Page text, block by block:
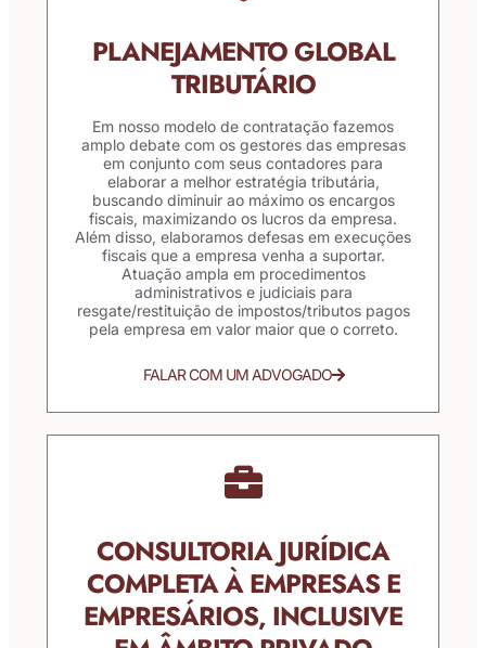
PLANEJAMENTO GLOBAL
TRIBUTÁRIO
Em nosso modelo de contratação fazemos
amplo debate com os gestores das empresas
em conjunto com seus contadores para
elaborar a melhor estratégia tributária,
buscando diminuir ao máximo os encargos
fiscais, maximizando os lucros da empresa.
Além disso, elaboramos defesas em execuções
fiscais que a empresa venha a suportar.
Atuação ampla em procedimentos
administrativos e judiciais para
resgate/restituição de impostos/tributos pagos
pela empresa em valor maior que o correto.
FALAR COM UM ADVOGADO
CONSULTORIA JURÍDICA
COMPLETA À EMPRESAS E
EMPRESÁRIOS, INCLUSIVE